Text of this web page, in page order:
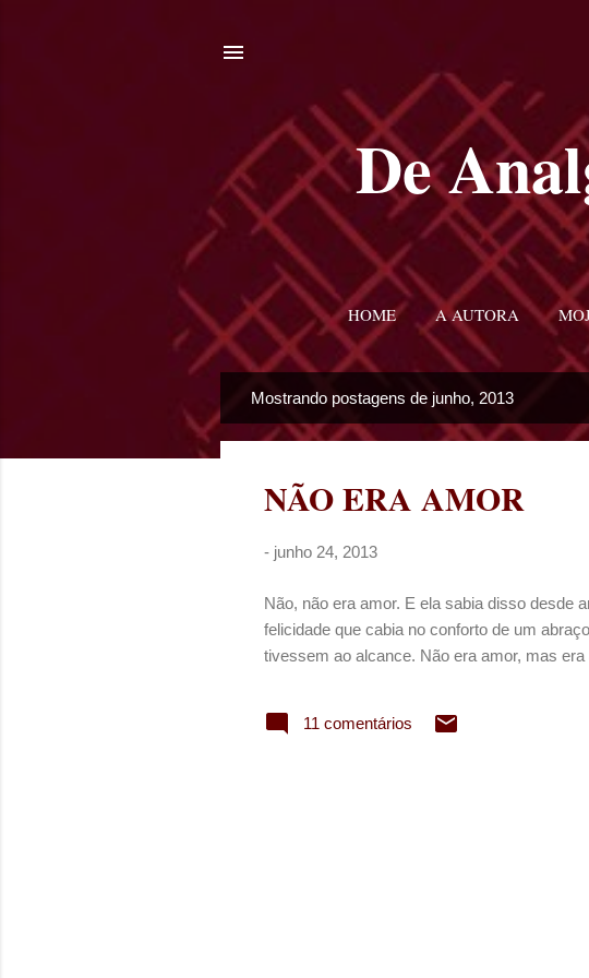
De
HOME A AUTORA
P
o
s
Mostrando postagens de junho, 2013
NÃO ERA AMOR
- junho 24, 2013
Não, não era amor. E ela sabia disso desde
felicidade que cabia no conforto de um
tivessem ao alcance. Não era amor, mas
11 comentários